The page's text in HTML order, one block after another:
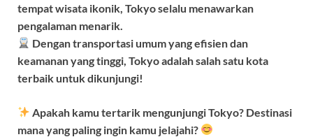
tempat wisata ikonik, Tokyo selalu menawarkan
pengalaman menarik.
Dengan transportasi umum yang efisien dan
keamanan yang tinggi, Tokyo adalah salah satu kota
terbaik untuk dikunjungi!
Apakah kamu tertarik mengunjungi Tokyo? Destinasi
mana yang paling ingin kamu jelajahi?